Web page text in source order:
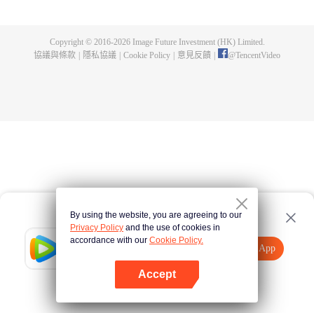
Tencent Video
打開App
點擊此處
Copyright © 2016-2026Image Future Investment (HK) Limited.
協議與條款
隱私協議 Cookie Policy 意見反饋 @TencentVideo
By using the website, you are agreeing to our
Privacy Policy and the use of cookies in
accordance with our Cookie Policy.
Accept